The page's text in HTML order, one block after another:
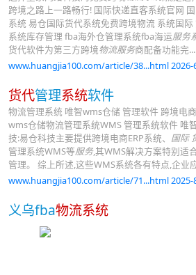
跨境之路上一路畅行! 国际快递直客系统官网
系统 易仓国际货代系统免费跨境物流 系统国
系统库存管理 fba海外仓管理系统fba海运服务
货代软件为第三方跨境物流服务商配备功能完...
www.huangjia100.com/article/38...html 2026-
货代管理系统软件
物流管理系统 唯智wms仓储 管理软件 跨境电
wms仓储物流管理系统WMS 管理系统软件 唯
技:易仓科技主要提供跨境电商ERP系统、 国际
管理系统WMS等服务,其WMS解决方案特别适
管理。 综上所述,这些WMS系统各有特点,企业
www.huangjia100.com/article/71...html 2025-
义乌fba物流系统